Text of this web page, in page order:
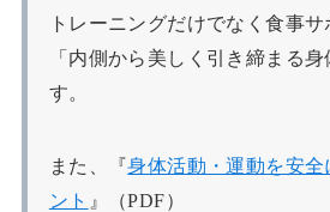
トレーニングだけでなく食事サ
「内側から美しく引き締まる
す。
また、『身体活動・運動を安全
ント 』（PDF）